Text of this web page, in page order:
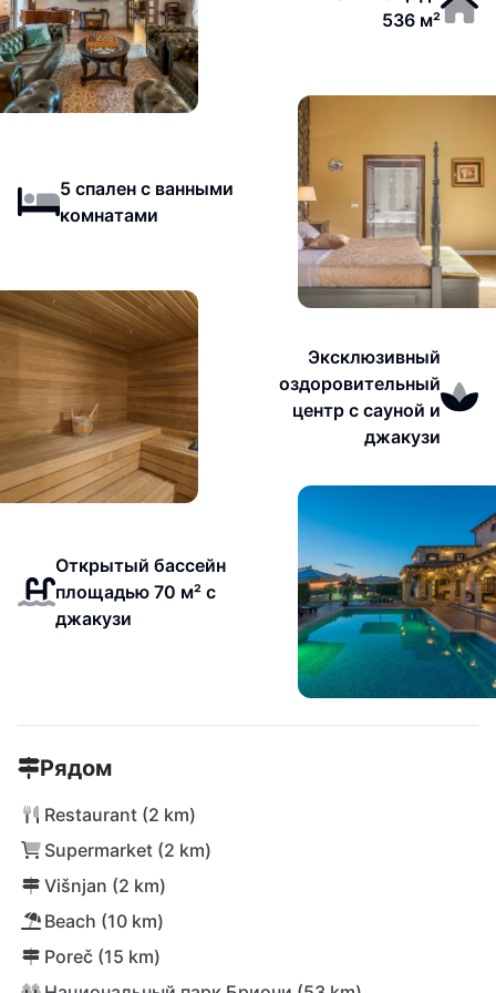
536 м²
5 спален с ванными
комнатами
Эксклюзивный
оздоровительный
центр с сауной и
джакузи
Открытый бассейн
площадью 70 м² с
джакузи
Рядом
Restaurant (2 km)
Supermarket (2 km)
Višnjan (2 km)
Beach (10 km)
Poreč (15 km)